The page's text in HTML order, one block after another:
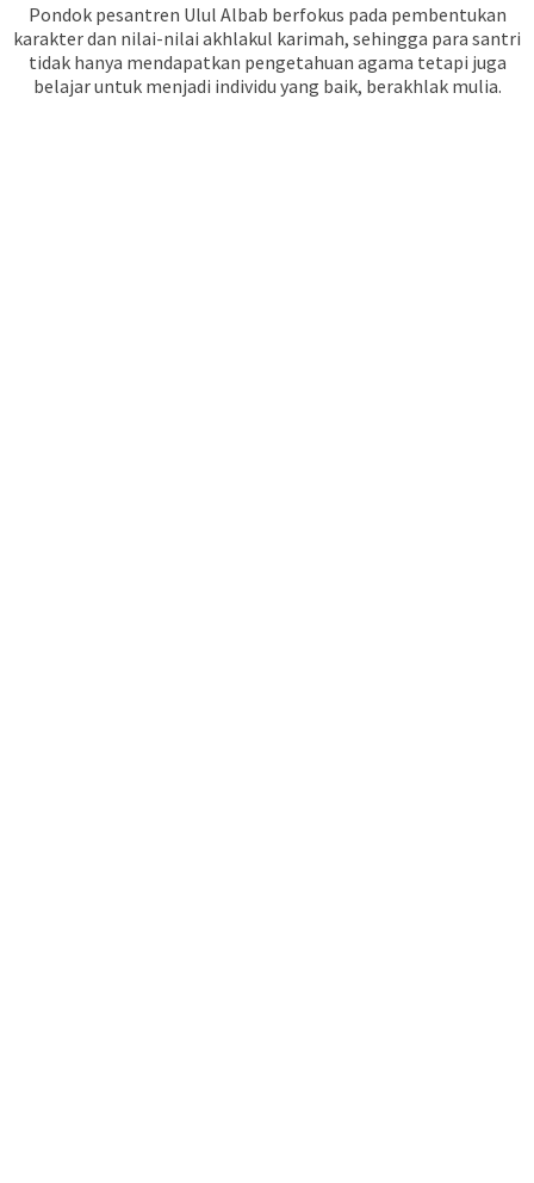
Pondok pesantren Ulul Albab berfokus pada pembentukan
karakter dan nilai-nilai akhlakul karimah, sehingga para santri
tidak hanya mendapatkan pengetahuan agama tetapi juga
belajar untuk menjadi individu yang baik, berakhlak mulia.